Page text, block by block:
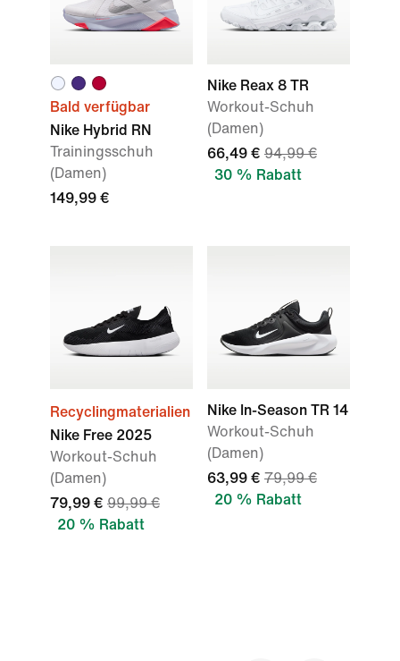
Bald verfügbar
Nike Hybrid RN
Trainingsschuh
(Damen)
149,99 €
Nike Reax 8 TR
Workout-Schuh
(Damen)
66,49 € 94,99 €
30 % Rabatt
Recyclingmaterialien
Nike Free 2025
Workout-Schuh
(Damen)
79,99 € 99,99 €
20 % Rabatt
Nike In-Season TR 14
Workout-Schuh
(Damen)
63,99 € 79,99 €
20 % Rabatt